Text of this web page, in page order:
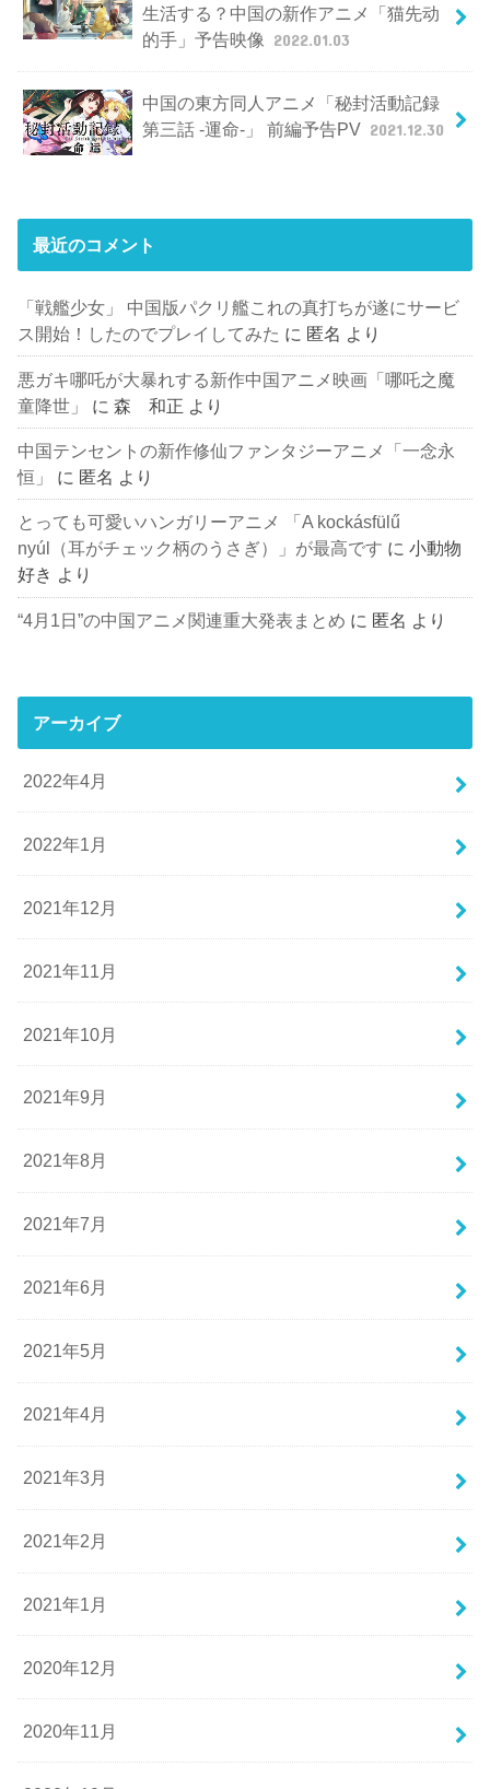
生活する？中国の新作アニメ「猫先动
的手」予告映像
2022.01.03
中国の東方同人アニメ「秘封活動記録
第三話 -運命-」 前編予告PV 2021.12.30
最近のコメント
「戦艦少女」 中国版パクリ艦これの真打ちが遂にサービ
ス開始！したのでプレイしてみた に 匿名 より
悪ガキ哪吒が大暴れする新作中国アニメ映画「哪吒之魔
童降世」
に森 和正 より
中国テンセントの新作修仙ファンタジーアニメ「一念永
恒」
に 匿名 より
とっても可愛いハンガリーアニメ 「A kockásfülű
nyúl（耳がチェック柄のうさぎ）」が最高です に小動物
好き より
“4月1日”の中国アニメ関連重大発表まとめ に 匿名 より
アーカイブ
2022年4月
2022年1月
2021年12月
2021年11月
2021年10月
2021年9月
2021年8月
2021年7月
2021年6月
2021年5月
2021年4月
2021年3月
2021年2月
2021年1月
2020年12月
2020年11月